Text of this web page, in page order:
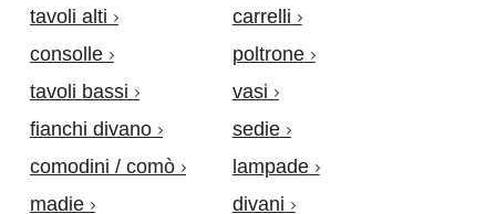
tavoli alti
consolle
tavoli bassi
fianchi divano
comodini / comò
madie
carrelli
poltrone
vasi
sedie
lampade
divani